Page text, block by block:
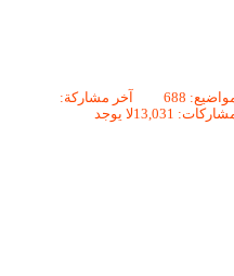
688
13,031
آخر مشاركة:
لا يوجد